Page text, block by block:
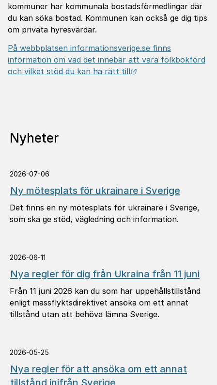
kommuner har kommunala bostadsförmedlingar där
du kan söka bostad. Kommunen kan också ge dig tips
om privata hyresvärdar.
På webbplatsen informationsverige.se finns
information om vad det innebär att vara folkbokförd
och vilket stöd du kan ha rätt till
Nyheter
2026-07-06
Ny mötesplats för ukrainare i Sverige
Det finns en ny mötesplats för ukrainare i Sverige,
som ska ge stöd, vägledning och information.
2026-06-11
Nya regler för dig från Ukraina från 11 juni
Från 11 juni 2026 kan du som har uppehållstillstånd
enligt massflyktsdirektivet ansöka om ett annat
tillstånd utan att behöva lämna Sverige.
2026-05-25
Nya regler för att ansöka om ett annat
tillstånd inifrån Sverige